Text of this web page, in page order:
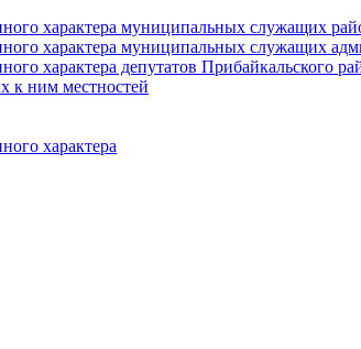
характера муниципальных служащих
характера муниципальных служащих
характера депутатов Прибайкальского
к ним местностей
характера